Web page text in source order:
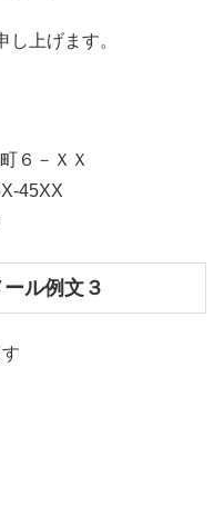
上げます。
６－ＸＸ
45XX
ル例文３